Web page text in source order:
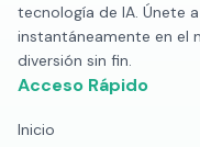
tecnología de IA. Únete
instantáneamente en el
diversión sin fin.
Acceso Rápido
Inicio